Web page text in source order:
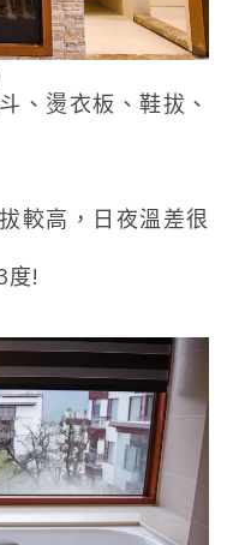
、燙衣板、鞋拔、
較高，日夜溫差很
度!